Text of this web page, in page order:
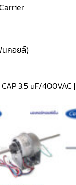
นคอยล์)
3.5 uF/400VAC |